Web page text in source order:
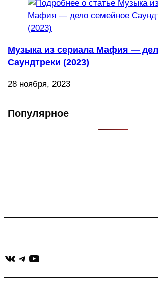
Музыка из сериала Мафия —
Саундтреки (2023)
28 ноября, 2023
Популярное
ВКонтакте
Telegram
YouTube